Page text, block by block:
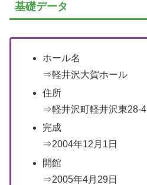
基礎データ
ホール名
⇒軽井沢大賀ホール
住所
⇒軽井沢町軽井沢東28-4
完成
⇒2004年12月1日
開館
⇒2005年4月29日